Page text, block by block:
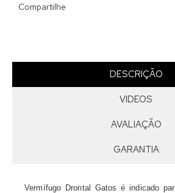
Compartilhe
DESCRIÇÃO
VIDEOS
AVALIAÇÃO
GARANTIA
Vermífugo Drontal Gatos é indicado